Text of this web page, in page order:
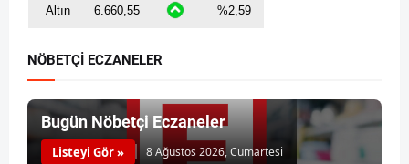
NÖBETÇİ ECZANELER
Bugün Nöbetçi Eczaneler
Listeyi Gör » 8 Ağustos 2026, Cumartesi